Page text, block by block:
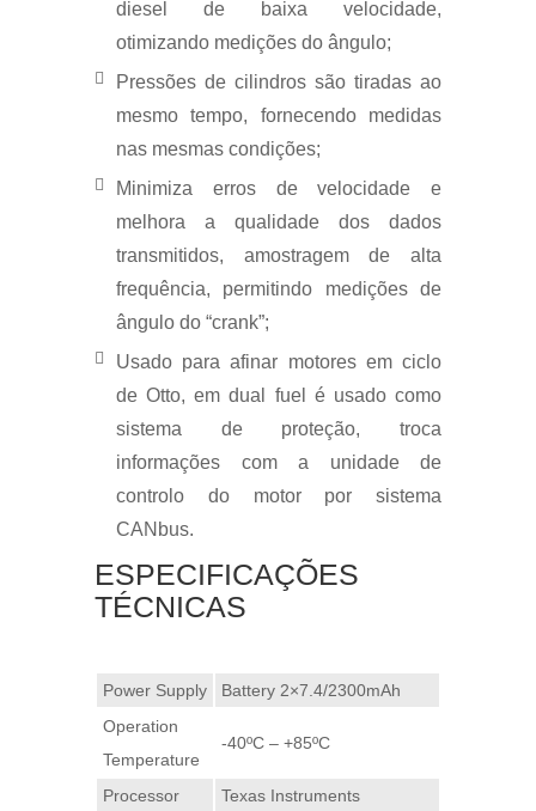
diesel de baixa velocidade,
otimizando medições do ângulo;
Pressões de cilindros são tiradas ao
mesmo tempo, fornecendo medidas
nas mesmas condições;
Minimiza erros de velocidade e
melhora a qualidade dos dados
transmitidos, amostragem de alta
frequência, permitindo medições de
ângulo do “crank”;
Usado para afinar motores em ciclo
de Otto, em dual fuel é usado como
sistema de proteção, troca
informações com a unidade de
controlo do motor por sistema
CANbus.
ESPECIFICAÇÕES
TÉCNICAS
Power Supply
Battery 2×7.4/2300mAh
Operation
Temperature
-40ºC – +85ºC
Processor
Texas Instruments